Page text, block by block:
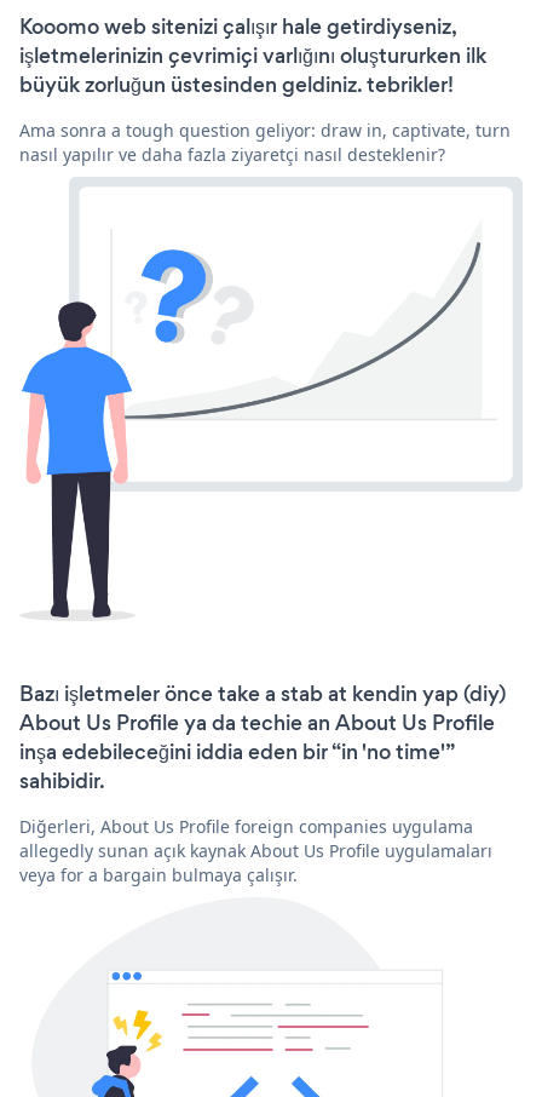
Kooomo web sitenizi çalışır hale getirdiyseniz,
işletmelerinizin çevrimiçi varlığını oluştururken ilk
büyük zorluğun üstesinden geldiniz. tebrikler!
Ama sonra a tough question geliyor: draw in, captivate, turn
nasıl yapılır ve daha fazla ziyaretçi nasıl desteklenir?
Bazı işletmeler önce take a stab at kendin yap (diy)
About Us Profile ya da techie an About Us Profile
inşa edebileceğini iddia eden bir “in 'no time'”
sahibidir.
Diğerleri, About Us Profile foreign companies uygulama
allegedly sunan açık kaynak About Us Profile uygulamaları
veya for a bargain bulmaya çalışır.